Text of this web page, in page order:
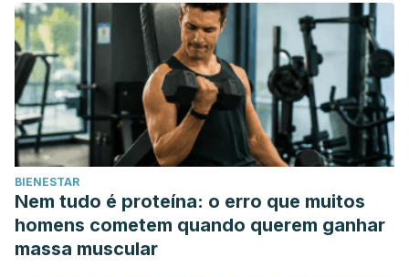
BIENESTAR
Nem tudo é proteína: o erro que muitos
homens cometem quando querem ganhar
massa muscular